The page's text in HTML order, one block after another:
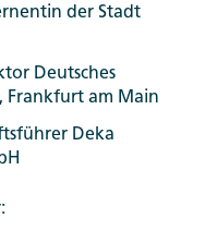
der Stadt
Deutsches
Frankfurt am Main
Deka